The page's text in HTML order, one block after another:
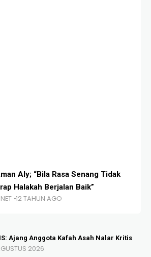
Aly; “Bila Rasa Senang Tidak
Halakah Berjalan Baik”
12 TAHUN AGO
Ajang Anggota Kafah Asah Nalar Kritis
2026